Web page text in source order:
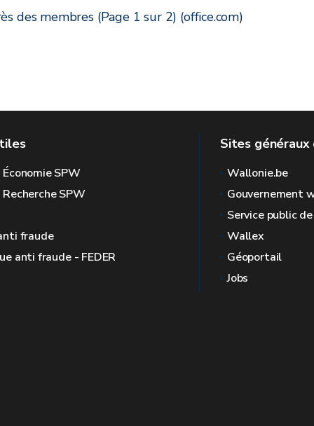
des membres (Page 1 sur 2) (office.com)
SPW
SPW
fraude
anti fraude - FEDER
Sites
Wallonie.be
Gouvernement
Service public
Wallex
Géoportail
Jobs